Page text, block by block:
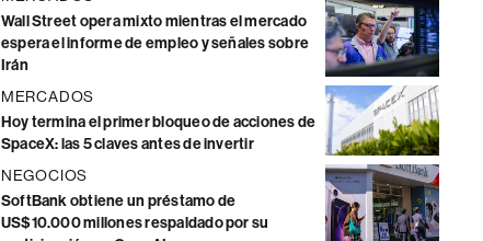
Wall Street opera mixto mientras el mercado
espera el informe de empleo y señales sobre
Irán
MERCADOS
Hoy termina el primer bloqueo de acciones de
SpaceX: las 5 claves antes de invertir
NEGOCIOS
SoftBank obtiene un préstamo de
US$10.000 millones respaldado por su